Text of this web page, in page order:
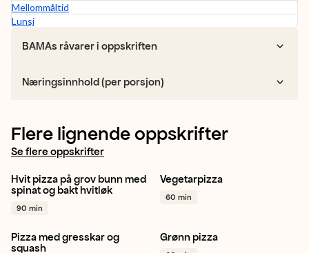
Mellommåltid
Lunsj
BAMAs råvarer i oppskriften
Næringsinnhold (per porsjon)
Flere lignende oppskrifter
Se flere oppskrifter
Hvitløk
Spinat
Hvit pizza på grov bunn med
spinat og bakt hvitløk
90 min
Rødløk
Paprika gul
Paprika grønn
Vegetarpizza
60 min
Gresskar
Hvitløk
Pizza med gresskar og
squash
Rødløk
Paprika gul
Grønn pizza